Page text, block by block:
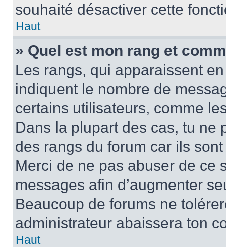
souhaité désactiver cette
Haut
» Quel est mon rang et
Les rangs, qui apparaissent
indiquent le nombre de
certains utilisateurs, comme
Dans la plupart des cas, tu ne
des rangs du forum car ils
Merci de ne pas abuser de ce
messages afin d’augmenter
Beaucoup de forums ne
administrateur abaissera ton
Haut